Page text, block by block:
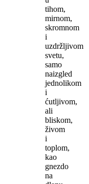
tihom,
mirnom,
skromnom
i
uzdržljivom
svetu,
samo
naizgled
jednolikom
i
ćutljivom,
ali
bliskom,
živom
i
toplom,
kao
gnezdo
na